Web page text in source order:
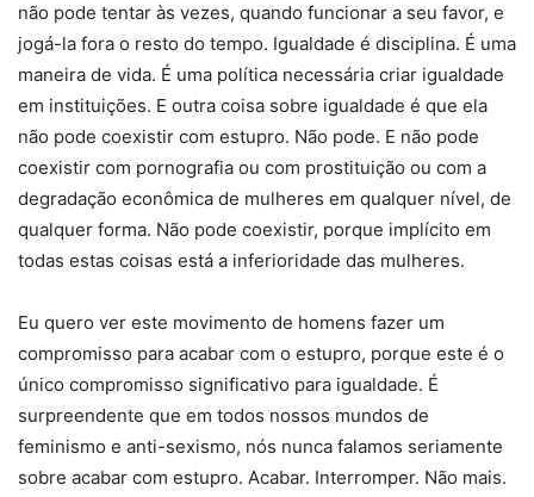
não pode tentar às vezes, quando funcionar a seu favor, e
jogá-la fora o resto do tempo. Igualdade é disciplina. É uma
maneira de vida. É uma política necessária criar igualdade
em instituições. E outra coisa sobre igualdade é que ela
não pode coexistir com estupro. Não pode. E não pode
coexistir com pornografia ou com prostituição ou com a
degradação econômica de mulheres em qualquer nível, de
qualquer forma. Não pode coexistir, porque implícito em
todas estas coisas está a inferioridade das mulheres.
Eu quero ver este movimento de homens fazer um
compromisso para acabar com o estupro, porque este é o
único compromisso significativo para igualdade. É
surpreendente que em todos nossos mundos de
feminismo e anti-sexismo, nós nunca falamos seriamente
sobre acabar com estupro. Acabar. Interromper. Não mais.